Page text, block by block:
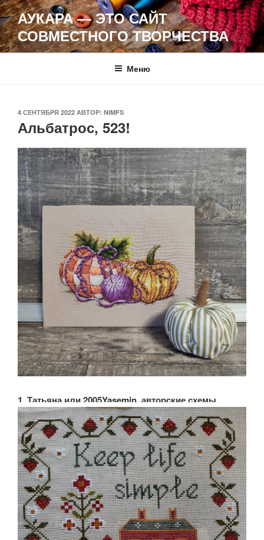
Перейти
к
содержимому
АУКАРА — ЭТО САЙТ
СОВМЕСТНОГО ТВОРЧЕСТВА
Меню
ОПУБЛИКОВАНО
4 СЕНТЯБРЯ 2022 АВТОР: NIMFS
Альбатрос, 523!
1. Татьяна или 2005Yasemin, авторские схемы